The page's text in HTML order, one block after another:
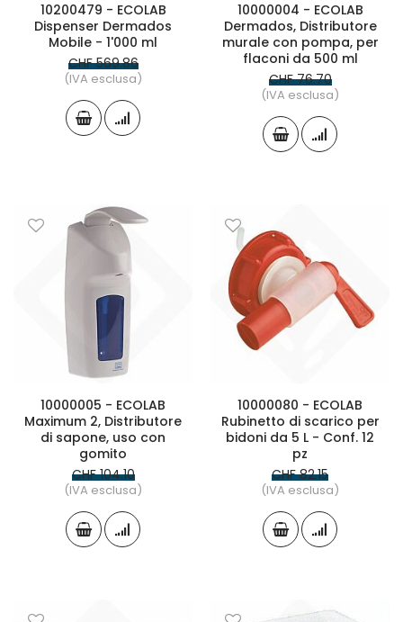
10200479 - ECOLAB
Dispenser Dermados
Mobile - 1'000 ml
CHF 569.86
(IVA esclusa)
10000004 - ECOLAB
Dermados, Distributore
murale con pompa, per
flaconi da 500 ml
CHF 76.70
(IVA esclusa)
10000005 - ECOLAB
Maximum 2, Distributore
di sapone, uso con
gomito
CHF 104.10
(IVA esclusa)
10000080 - ECOLAB
Rubinetto di scarico per
bidoni da 5 L - Conf. 12
pz
CHF 82.15
(IVA esclusa)